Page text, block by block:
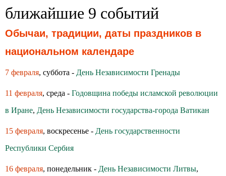
ближайшие 9 событий
Обычаи, традиции, даты праздников в
национальном календаре
7 февраля, суббота - День Независимости Гренады
11 февраля, среда - Годовщина победы исламской революции
в Иране, День Независимости государства-города Ватикан
15 февраля, воскресенье - День государственности
Республики Сербия
16 февраля, понедельник - День Независимости Литвы,